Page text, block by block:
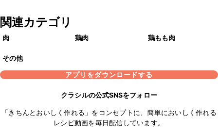
関連カテゴリ
肉 鶏肉 鶏もも肉
その他
アプリをダウンロードする
クラシルの公式SNSをフォロー
「きちんとおいしく作れる」をコンセプトに、簡単においしく作れる
レシピ動画を毎日配信しています。